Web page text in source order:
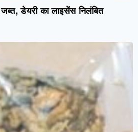
जब्त, डेयरी का लाइसेंस निलंबित